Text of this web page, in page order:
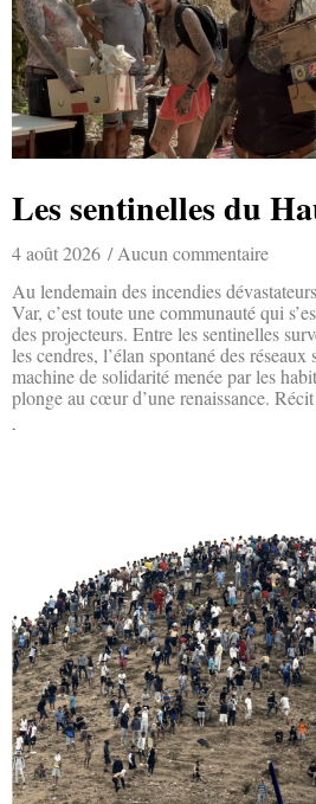
Les sentinelles du
4 août 2026
Aucun commentaire
Au lendemain des incendies
Var, c’est toute une communauté qui
des projecteurs. Entre les sentinelles
les cendres, l’élan spontané des
machine de solidarité menée par les
plonge au cœur d’une renaissance.